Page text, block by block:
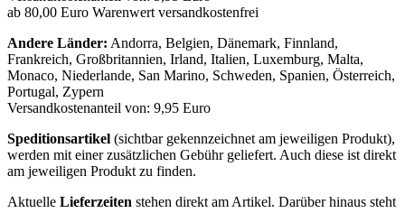
ab 80,00 Euro Warenwert versandkostenfrei
Andere Länder: Andorra, Belgien, Dänemark, Finnland,
Frankreich, Großbritannien, Irland, Italien, Luxemburg, Malta,
Monaco, Niederlande, San Marino, Schweden, Spanien, Österreich,
Portugal, Zypern
Versandkostenanteil von: 9,95 Euro
Speditionsartikel (sichtbar gekennzeichnet am jeweiligen Produkt),
werden mit einer zusätzlichen Gebühr geliefert. Auch diese ist direkt
am jeweiligen Produkt zu finden.
Aktuelle Lieferzeiten stehen direkt am Artikel. Darüber hinaus steht